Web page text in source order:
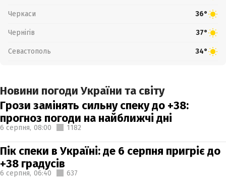
Черкаси 36°
Чернігів 37°
Севастополь 34°
Новини погоди України та світу
Грози замінять сильну спеку до +38:
прогноз погоди на найближчі дні
6 серпня, 08:00 1182
Пік спеки в Україні: де 6 серпня пригріє до
+38 градусів
6 серпня, 06:40 637